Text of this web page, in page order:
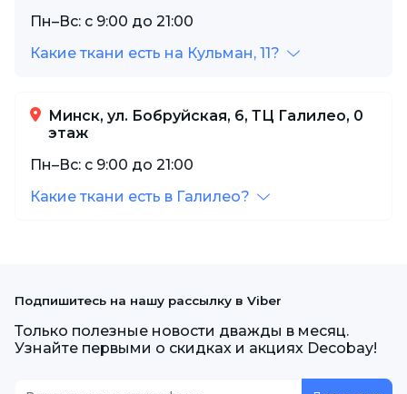
Пн–Вс: с 9:00 до 21:00
Какие ткани есть на Кульман, 11?
Минск, ул. Бобруйская, 6, ТЦ Галилео, 0
этаж
Пн–Вс: с 9:00 до 21:00
Какие ткани есть в Галилео?
Подпишитесь на нашу рассылку в Viber
Только полезные новости дважды в месяц.
Узнайте первыми о скидках и акциях Decobay!